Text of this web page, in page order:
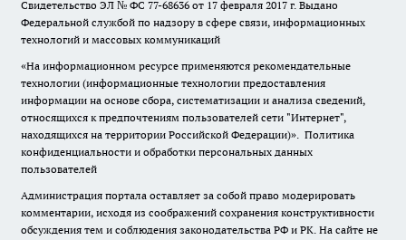
Свидетельство ЭЛ № ФС 77-68636 от 17 февраля 2017 г. Выдано
Федеральной службой по надзору в сфере связи, информационных
технологий и массовых коммуникаций
«На информационном ресурсе применяются рекомендательные
технологии (информационные технологии предоставления
информации на основе сбора, систематизации и анализа сведений,
относящихся к предпочтениям пользователей сети "Интернет",
находящихся на территории Российской Федерации)». Политика
конфиденциальности и обработки персональных данных
пользователей
Администрация портала оставляет за собой право модерировать
комментарии, исходя из соображений сохранения конструктивности
обсуждения тем и соблюдения законодательства РФ и РК. На сайте не